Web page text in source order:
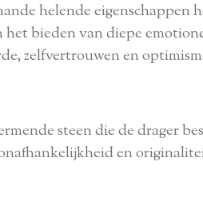
helende eigenschappen
bieden van diepe
zelfvertrouwen en
steen die de drager
en